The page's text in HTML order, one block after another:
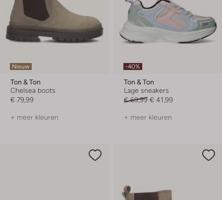
Nieuw
Ton & Ton
Chelsea boots
€ 79,99
+ meer kleuren
-40%
Ton & Ton
Lage sneakers
€ 69,99 € 41,99
+ meer kleuren